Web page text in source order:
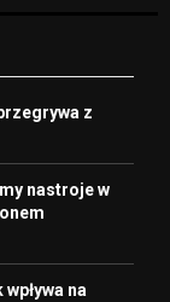
z
nastroje w
na